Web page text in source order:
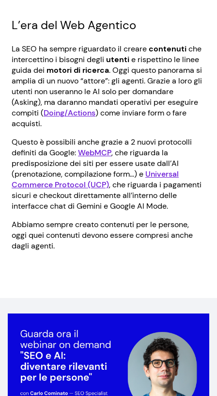
L’era del Web Agentico
La SEO ha sempre riguardato il crearecontenutiche
intercettino i bisogni degli utentie rispettino le linee
guida dei motori di ricerca. Oggi questo panorama si
amplia di un nuovo “attore”: gli agenti. Grazie a loro gli
utenti non useranno le AI solo per domandare
(Asking), ma daranno mandati operativi per eseguire
compiti (Doing/Actions) come inviare form o fare
acquisti.
Questo è possibili anche grazie a 2 nuovi protocolli
definiti da Google:WebMCP, che riguarda la
predisposizione dei siti per essere usate dall’AI
(prenotazione, compilazione form…) e Universal
Commerce Protocol (UCP), che riguarda i pagamenti
sicuri e checkout direttamente all’interno delle
interfacce chat di Gemini e Google AI Mode.
Abbiamo sempre creato contenuti per le persone,
oggi quei contenuti devono essere compresi anche
dagli agenti.